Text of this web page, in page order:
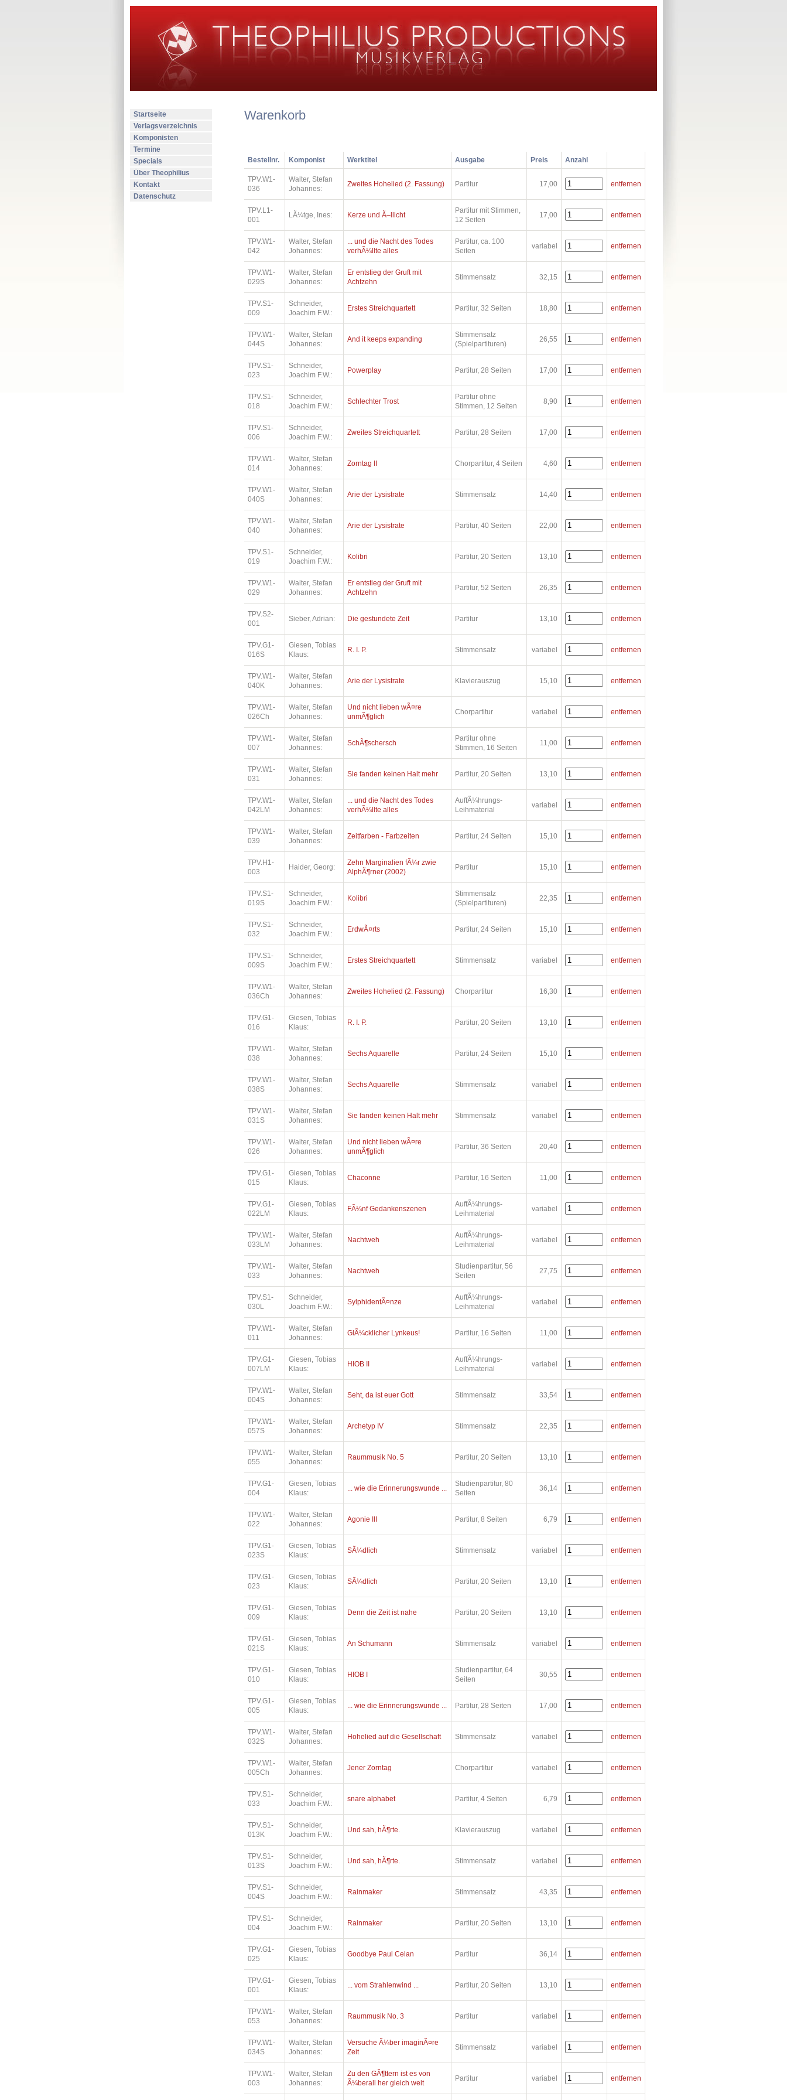
Startseite
Verlagsverzeichnis
Komponisten
Termine
Specials
Über Theophilius
Kontakt
Datenschutz
Warenkorb
Bestellnr. Komponist Werktitel Ausgabe Preis Anzahl
TPV.W1-
036
Walter, Stefan
Johannes:
Zweites Hohelied (2. Fassung) Partitur 17,00 entfernen
TPV.L1-
001
LÃ¼tge, Ines: Kerze und Ã–llicht
Partitur mit Stimmen,
12 Seiten
17,00 entfernen
TPV.W1-
042
Walter, Stefan
Johannes:
... und die Nacht des Todes
verhÃ¼llte alles
Partitur, ca. 100
Seiten
variabel entfernen
TPV.W1-
029S
Walter, Stefan
Johannes:
Er entstieg der Gruft mit
Achtzehn
Stimmensatz 32,15 entfernen
TPV.S1-
009
Schneider,
Joachim F.W.:
Erstes Streichquartett Partitur, 32 Seiten 18,80 entfernen
TPV.W1-
044S
Walter, Stefan
Johannes:
And it keeps expanding
Stimmensatz
(Spielpartituren)
26,55 entfernen
TPV.S1-
023
Schneider,
Joachim F.W.:
Powerplay Partitur, 28 Seiten 17,00 entfernen
TPV.S1-
018
Schneider,
Joachim F.W.:
Schlechter Trost
Partitur ohne
Stimmen, 12 Seiten
8,90 entfernen
TPV.S1-
006
Schneider,
Joachim F.W.:
Zweites Streichquartett Partitur, 28 Seiten 17,00 entfernen
TPV.W1-
014
Walter, Stefan
Johannes:
Zorntag II Chorpartitur, 4 Seiten 4,60 entfernen
TPV.W1-
040S
Walter, Stefan
Johannes:
Arie der Lysistrate Stimmensatz 14,40 entfernen
TPV.W1-
040
Walter, Stefan
Johannes:
Arie der Lysistrate Partitur, 40 Seiten 22,00 entfernen
TPV.S1-
019
Schneider,
Joachim F.W.:
Kolibri Partitur, 20 Seiten 13,10 entfernen
TPV.W1-
029
Walter, Stefan
Johannes:
Er entstieg der Gruft mit
Achtzehn
Partitur, 52 Seiten 26,35 entfernen
TPV.S2-
001
Sieber, Adrian: Die gestundete Zeit Partitur 13,10 entfernen
TPV.G1-
016S
Giesen, Tobias
Klaus:
R. I. P. Stimmensatz variabel entfernen
TPV.W1-
040K
Walter, Stefan
Johannes:
Arie der Lysistrate Klavierauszug 15,10 entfernen
TPV.W1-
026Ch
Walter, Stefan
Johannes:
Und nicht lieben wÃ¤re
unmÃ¶glich
Chorpartitur variabel entfernen
TPV.W1-
007
Walter, Stefan
Johannes:
SchÃ¶schersch
Partitur ohne
Stimmen, 16 Seiten
11,00 entfernen
TPV.W1-
031
Walter, Stefan
Johannes:
Sie fanden keinen Halt mehr Partitur, 20 Seiten 13,10 entfernen
TPV.W1-
042LM
Walter, Stefan
Johannes:
... und die Nacht des Todes
verhÃ¼llte alles
AuffÃ¼hrungs-
Leihmaterial
variabel entfernen
TPV.W1-
039
Walter, Stefan
Johannes:
Zeitfarben - Farbzeiten Partitur, 24 Seiten 15,10 entfernen
TPV.H1-
003
Haider, Georg:
Zehn Marginalien fÃ¼r zwie
AlphÃ¶rner (2002)
Partitur 15,10 entfernen
TPV.S1-
019S
Schneider,
Joachim F.W.:
Kolibri
Stimmensatz
(Spielpartituren)
22,35 entfernen
TPV.S1-
032
Schneider,
Joachim F.W.:
ErdwÃ¤rts Partitur, 24 Seiten 15,10 entfernen
TPV.S1-
009S
Schneider,
Joachim F.W.:
Erstes Streichquartett Stimmensatz variabel entfernen
TPV.W1-
036Ch
Walter, Stefan
Johannes:
Zweites Hohelied (2. Fassung) Chorpartitur 16,30 entfernen
TPV.G1-
016
Giesen, Tobias
Klaus:
R. I. P. Partitur, 20 Seiten 13,10 entfernen
TPV.W1-
038
Walter, Stefan
Johannes:
Sechs Aquarelle Partitur, 24 Seiten 15,10 entfernen
TPV.W1-
038S
Walter, Stefan
Johannes:
Sechs Aquarelle Stimmensatz variabel entfernen
TPV.W1-
031S
Walter, Stefan
Johannes:
Sie fanden keinen Halt mehr Stimmensatz variabel entfernen
TPV.W1-
026
Walter, Stefan
Johannes:
Und nicht lieben wÃ¤re
unmÃ¶glich
Partitur, 36 Seiten 20,40 entfernen
TPV.G1-
015
Giesen, Tobias
Klaus:
Chaconne Partitur, 16 Seiten 11,00 entfernen
TPV.G1-
022LM
Giesen, Tobias
Klaus:
FÃ¼nf Gedankenszenen
AuffÃ¼hrungs-
Leihmaterial
variabel entfernen
TPV.W1-
033LM
Walter, Stefan
Johannes:
Nachtweh
AuffÃ¼hrungs-
Leihmaterial
variabel entfernen
TPV.W1-
033
Walter, Stefan
Johannes:
Nachtweh
Studienpartitur, 56
Seiten
27,75 entfernen
TPV.S1-
030L
Schneider,
Joachim F.W.:
SylphidentÃ¤nze
AuffÃ¼hrungs-
Leihmaterial
variabel entfernen
TPV.W1-
011
Walter, Stefan
Johannes:
GlÃ¼cklicher Lynkeus! Partitur, 16 Seiten 11,00 entfernen
TPV.G1-
007LM
Giesen, Tobias
Klaus:
HIOB II
AuffÃ¼hrungs-
Leihmaterial
variabel entfernen
TPV.W1-
004S
Walter, Stefan
Johannes:
Seht, da ist euer Gott Stimmensatz 33,54 entfernen
TPV.W1-
057S
Walter, Stefan
Johannes:
Archetyp IV Stimmensatz 22,35 entfernen
TPV.W1-
055
Walter, Stefan
Johannes:
Raummusik No. 5 Partitur, 20 Seiten 13,10 entfernen
TPV.G1-
004
Giesen, Tobias
Klaus:
... wie die Erinnerungswunde ...
Studienpartitur, 80
Seiten
36,14 entfernen
TPV.W1-
022
Walter, Stefan
Johannes:
Agonie III Partitur, 8 Seiten 6,79 entfernen
TPV.G1-
023S
Giesen, Tobias
Klaus:
SÃ¼dlich Stimmensatz variabel entfernen
TPV.G1-
023
Giesen, Tobias
Klaus:
SÃ¼dlich Partitur, 20 Seiten 13,10 entfernen
TPV.G1-
009
Giesen, Tobias
Klaus:
Denn die Zeit ist nahe Partitur, 20 Seiten 13,10 entfernen
TPV.G1-
021S
Giesen, Tobias
Klaus:
An Schumann Stimmensatz variabel entfernen
TPV.G1-
010
Giesen, Tobias
Klaus:
HIOB I
Studienpartitur, 64
Seiten
30,55 entfernen
TPV.G1-
005
Giesen, Tobias
Klaus:
... wie die Erinnerungswunde ... Partitur, 28 Seiten 17,00 entfernen
TPV.W1-
032S
Walter, Stefan
Johannes:
Hohelied auf die Gesellschaft Stimmensatz variabel entfernen
TPV.W1-
005Ch
Walter, Stefan
Johannes:
Jener Zorntag Chorpartitur variabel entfernen
TPV.S1-
033
Schneider,
Joachim F.W.:
snare alphabet Partitur, 4 Seiten 6,79 entfernen
TPV.S1-
013K
Schneider,
Joachim F.W.:
Und sah, hÃ¶rte. Klavierauszug variabel entfernen
TPV.S1-
013S
Schneider,
Joachim F.W.:
Und sah, hÃ¶rte. Stimmensatz variabel entfernen
TPV.S1-
004S
Schneider,
Joachim F.W.:
Rainmaker Stimmensatz 43,35 entfernen
TPV.S1-
004
Schneider,
Joachim F.W.:
Rainmaker Partitur, 20 Seiten 13,10 entfernen
TPV.G1-
025
Giesen, Tobias
Klaus:
Goodbye Paul Celan Partitur 36,14 entfernen
TPV.G1-
001
Giesen, Tobias
Klaus:
... vom Strahlenwind ... Partitur, 20 Seiten 13,10 entfernen
TPV.W1-
053
Walter, Stefan
Johannes:
Raummusik No. 3 Partitur variabel entfernen
TPV.W1-
034S
Walter, Stefan
Johannes:
Versuche Ã¼ber imaginÃ¤re
Zeit
Stimmensatz variabel entfernen
TPV.W1-
003
Walter, Stefan
Johannes:
Zu den GÃ¶ttern ist es von
Ã¼berall her gleich weit
Partitur variabel entfernen